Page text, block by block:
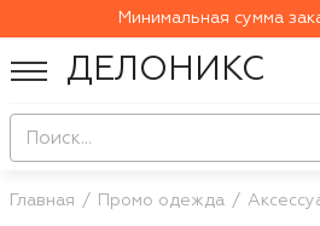
Минимальная сумма
ДЕЛОНИКС
Главная Промо одежда